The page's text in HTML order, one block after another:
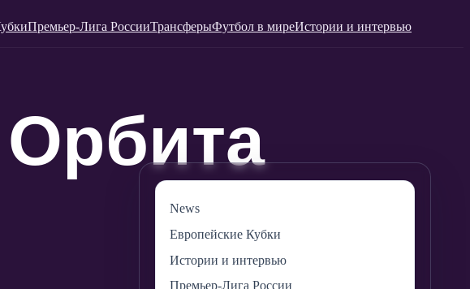
Премьер-Лига РоссииТрансферыФутбол в миреИстории и интервью
News
Европейские Кубки
Истории и интервью
Премьер-Лига России